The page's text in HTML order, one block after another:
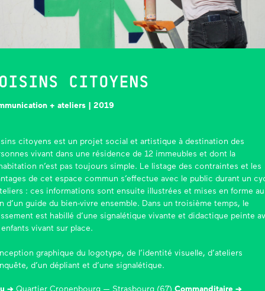
CITOYENS
+ ateliers | 2019
citoyens est un projet social et artistique à destination des
vivant dans une résidence de 12 immeubles et dont la
n’est pas toujours simple. Le listage des contraintes et les
de cet espace commun s’effectue avec le public durant un
: ces informations sont ensuite illustrées et mises en forme au
d’un guide du bien-vivre ensemble. Dans un troisième temps, le
est habillé d’une signalétique vivante et didactique peinte
vivant sur place.
graphique du logotype, de l’identité visuelle, d’ateliers
d’un dépliant et d’une signalétique.